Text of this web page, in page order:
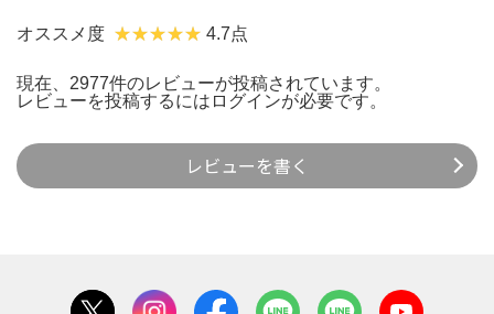
オススメ度 4.7点
現在、2977件のレビューが投稿されています。
レビューを投稿するには ログインが必要です。
レビューを書く